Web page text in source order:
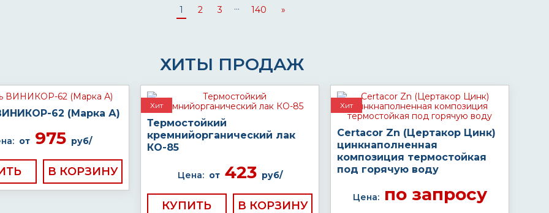
1 2 3 ... 140 »
ХИТЫ ПРОДАЖ
62 (Марка А)
от 975 руб/
Хит
Термостойкий
кремнийорганический лак
КО-85
Цена: от423 руб/
КУПИТЬ
Хит
Certacor Zn (Цертакор Цинк)
цинкнаполненная
композиция термостойкая
под горячую воду
Цена:по запросу